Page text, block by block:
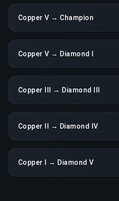
Copper V → Champion
Copper V → Diamond I
Copper III → Diamond III
Copper II → Diamond IV
Copper I → Diamond V